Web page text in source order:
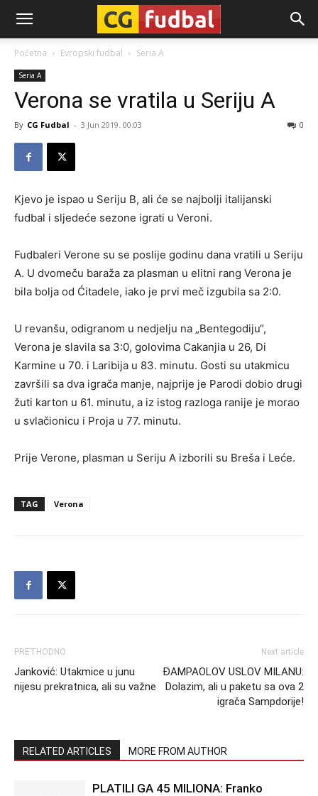
CG-
Fudbal
Početna Evropski fudbal Seria A
Seria A
Verona se vratila u Seriju A
By CG Fudbal - 3 Jun 2019. 00:03 0
Kjevo je ispao u Seriju B, ali će se najbolji italijanski
fudbal i sljedeće sezone igrati u Veroni.
Fudbaleri Verone su se poslije godinu dana vratili u Seriju
A. U dvomeču baraža za plasman u elitni rang Verona je
bila bolja od Ćitadele, iako je prvi meč izgubila sa 2:0.
U revanšu, odigranom u nedjelju na „Bentegodiju“,
Verona je slavila sa 3:0, golovima Cakanjia u 26, Di
Karmine u 70. i Laribija u 83. minutu. Gosti su utakmicu
završili sa dva igrača manje, najprije je Parodi dobio drugi
žuti karton u 61. minutu, a iz istog razloga ranije je morao
u svlačionicu i Proja u 77. minutu.
Prije Verone, plasman u Seriju A izborili su Breša i Leće.
TAG Verona
PRETHODNO
Janković: Utakmice u junu
nijesu prekratnica, ali su važne
Next article
ĐAMPAOLOV USLOV MILANU:
Dolazim, ali u paketu sa ova 2
igrača Sampdorije!
RELATED ARTICLES MORE FROM AUTHOR
PLATILI GA 45 MILIONA: Franko